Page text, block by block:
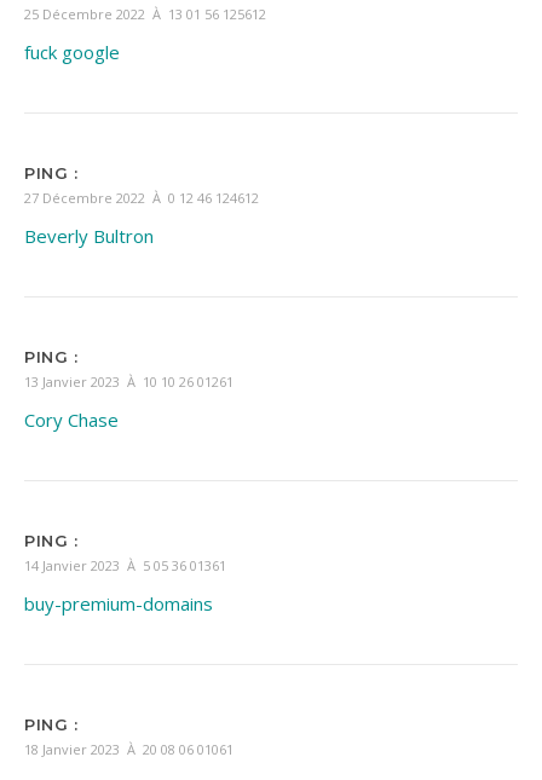
25 Décembre 2022 À 13 01 56 125612
fuck google
PING :
27 Décembre 2022 À 0 12 46 124612
Beverly Bultron
PING :
13 Janvier 2023 À 10 10 26 01261
Cory Chase
PING :
14 Janvier 2023 À 5 05 36 01361
buy-premium-domains
PING :
18 Janvier 2023 À 20 08 06 01061